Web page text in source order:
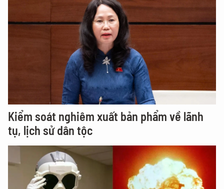
Kiểm soát nghiêm xuất bản phẩm về lãnh
tụ, lịch sử dân tộc